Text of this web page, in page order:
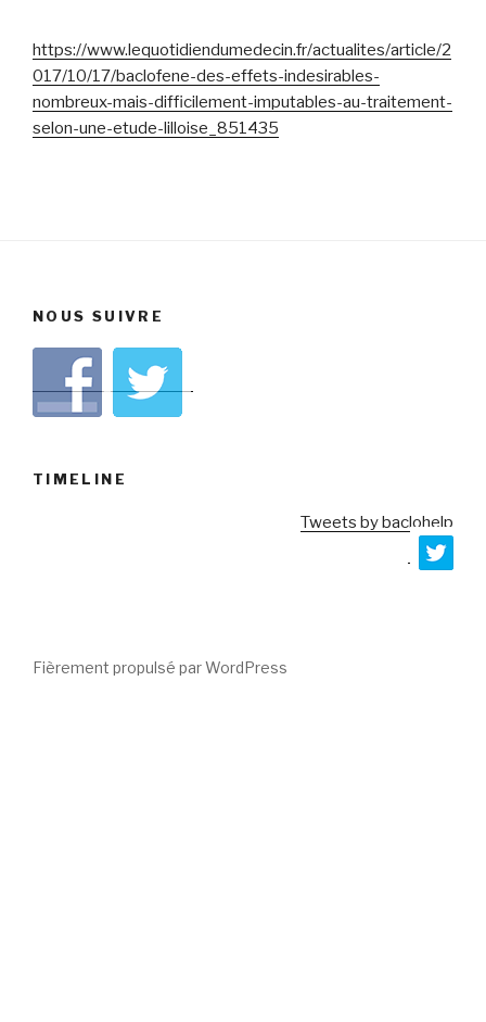
https://www.lequotidiendumedecin.fr/actualites/article/2
017/10/17/baclofene-des-effets-indesirables-
nombreux-mais-difficilement-imputables-au-traitement-
selon-une-etude-lilloise_851435
NOUS SUIVRE
TIMELINE
Tweets by baclohelp
Fièrement propulsé par WordPress